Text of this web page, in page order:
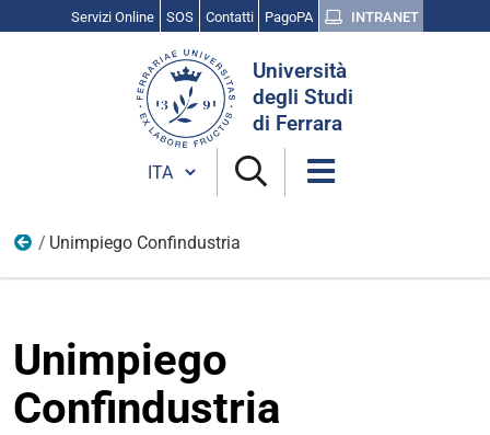
Servizi Online SOS Contatti PagoPA INTRANET
Università
degli Studi
di Ferrara
Cambia lingua
Aziende
Unimpiego Confindustria
Unimpiego
Confindustria